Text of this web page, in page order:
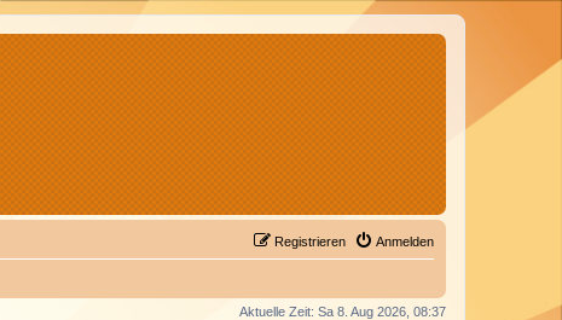
Anmelden
Registrieren
Aktuelle Zeit: Sa 8. Aug 2026, 08:37